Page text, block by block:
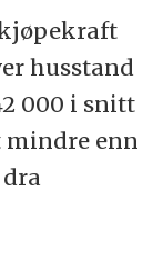
husstand
000 i snitt
mindre enn